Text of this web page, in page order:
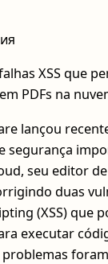
XSS que
PDFs na
lançou
segurança
seu editor
duas
(XSS) que
executar
problemas